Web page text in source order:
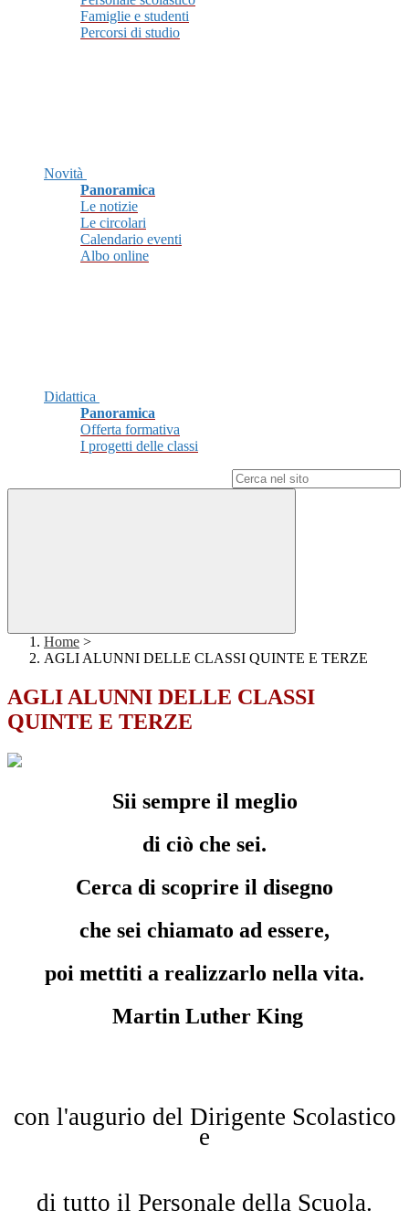
Famiglie e studenti
Percorsi di studio
Novità
Panoramica
Le notizie
Le circolari
Calendario eventi
Albo online
Didattica
Panoramica
Offerta formativa
I progetti delle classi
Home >
AGLI ALUNNI DELLE CLASSI QUINTE E TERZE
AGLI ALUNNI DELLE CLASSI
QUINTE E TERZE
Sii sempre il meglio
di ciò che sei.
Cerca di scoprire il disegno
che sei chiamato ad essere,
poi mettiti a realizzarlo nella vita.
Martin Luther King
con l'augurio del Dirigente Scolastico
e
di tutto il Personale della Scuola.